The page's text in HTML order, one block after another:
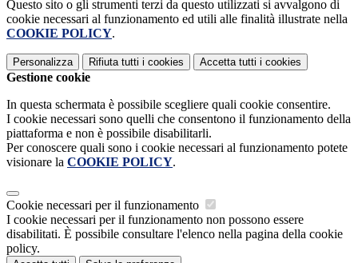
Questo sito o gli strumenti terzi da questo utilizzati si avvalgono di
cookie necessari al funzionamento ed utili alle finalità illustrate nella
COOKIE POLICY.
Personalizza Rifiuta tutti i cookies Accetta tutti i cookies
Gestione cookie
In questa schermata è possibile scegliere quali cookie consentire.
I cookie necessari sono quelli che consentono il funzionamento della
piattaforma e non è possibile disabilitarli.
Per conoscere quali sono i cookie necessari al funzionamento potete
visionare la COOKIE POLICY.
Cookie necessari per il funzionamento
I cookie necessari per il funzionamento non possono essere
disabilitati. È possibile consultare l'elenco nella pagina della cookie
policy.